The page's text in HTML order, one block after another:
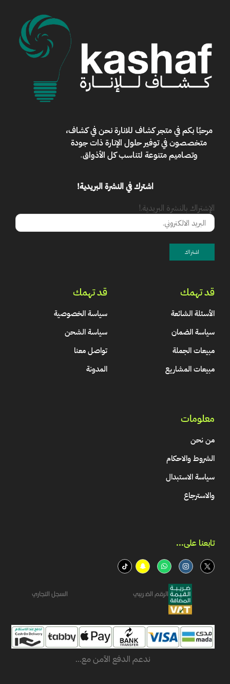
مرحبًا بكم فيمتجر كشاف للانارةنحن في كشاف،
متخصصون في توفير حلول الإنارة ذات جودة
وتصاميم متنوعة لتناسب كل الأذواق.
اشترك في النشرة البريدية!
الإشتراك بالنشرة البريدية.!
قد تهمك
الأسئلة الشائعة
سياسة الضمان
مبيعات الجملة
مبيعات المشاريع
قد تهمك
سياسة الخصوصية
سياسة الشحن
تواصل معنا
المدونة
معلومات
من نحن
الشروط والاحكام
سياسة الاستبدال
والاسترجاع
تابعنا على...​
الرقم الضريبي السجل التجاري
ندعم الدفع الآمن مع...